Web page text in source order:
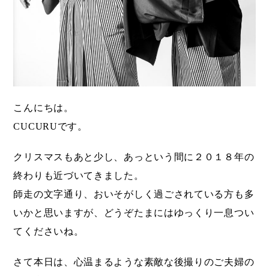
こんにちは。
CUCURUです。
クリスマスもあと少し、あっという間に２０１８年の
終わりも近づいてきました。
師走の文字通り、おいそがしく過ごされている方も多
いかと思いますが、どうぞたまにはゆっくり一息つい
てくださいね。
さて本日は、心温まるような素敵な後撮りのご夫婦の